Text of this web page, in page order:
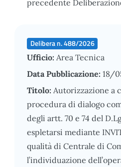
precedente
Delibera n. 488/2026
Ufficio: Area Tecnica
Data Pubblicazione: 18/
Titolo: Autorizzazione a
procedura di dialogo
degli artt. 70 e 74 del
espletarsi mediante
qualità di Centrale di
l’individuazione